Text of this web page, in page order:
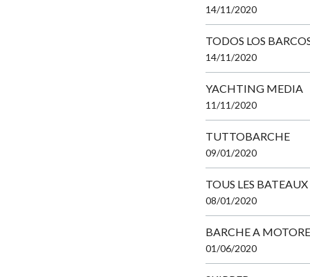
14/11/2020
TODOS LOS
14/11/2020
YACHTING MEDIA
11/11/2020
TUTTOBARCHE
09/01/2020
TOUS LES BATEAUX
08/01/2020
BARCHE A MOTORE
01/06/2020